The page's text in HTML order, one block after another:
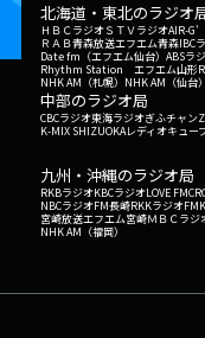
北海道・東北のラジオ
ＨＢＣラジオＳＴＶラジオAIR-G'
ＲＡＢ青森放送エフエム青森IBC
Date fm（エフエム仙台） ABSラ
Rhythm Station エフエム山形
NHK AM（札幌） NHK AM（仙台
中部のラジオ局
CBCラジオ東海ラジオぎふチャン
K-MIX SHIZUOKAレディオキュー
九州・沖縄のラジオ局
RKBラジオKBCラジオLOVE FM
NBCラジオFM長崎RKKラジオ
宮崎放送エフエム宮崎ＭＢＣラジ
NHK AM（福岡）